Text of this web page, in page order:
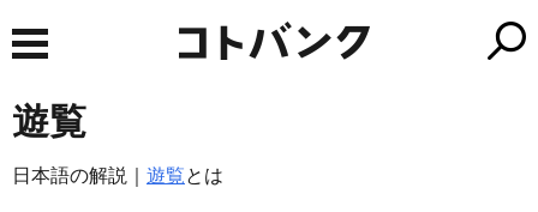
遊覧
日本語の解説｜ 遊覧とは